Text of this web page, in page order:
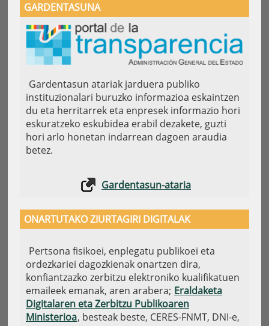
GARDENTASUNA
Gardentasun atariak jarduera publiko
instituzionalari buruzko informazioa eskaintzen
du eta herritarrek eta enpresek informazio hori
eskuratzeko eskubidea erabil dezakete, guzti
hori arlo honetan indarrean dagoen araudia
betez.
Gardentasun-ataria
ONARTUTAKO ZIURTAGIRI DIGITALAK
Pertsona fisikoei, enplegatu publikoei eta
ordezkariei dagozkienak onartzen dira,
konfiantzazko zerbitzu elektroniko kualifikatuen
emaileek emanak, aren arabera; Eraldaketa
Digitalaren eta Zerbitzu Publikoaren
Ministerioa, besteak beste, CERES-FNMT, DNI-e,